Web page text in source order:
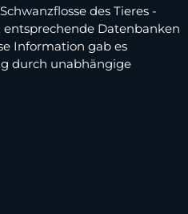
des Tieres -
Datenbanken
Information gab es
durch unabhängige